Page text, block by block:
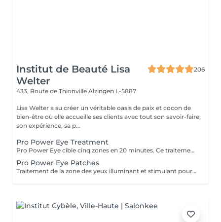
Institut de Beauté Lisa
Welter
206
433, Route de Thionville Alzingen L-5887
Lisa Welter a su créer un véritable oasis de paix et cocon de
bien-être où elle accueille ses clients avec tout son savoir-faire,
son expérience, sa p...
Pro Power Eye Treatment
Pro Power Eye cible cinq zones en 20 minutes. Ce traitement de la peau offre un soin complet de la zone complexe des yeux et cible les muscles faciaux, les réseaux de macro et micro circulation, et la texture de la peau à l'aide de patchs aux acides de fruits et l'utilisation de micro courant.
Pro Power Eye Patches
Traitement de la zone des yeux illuminant et stimulant pour les réseaux de macro et micro circulation et la texture de la peau à l'aide de patches aux acides de fruits.